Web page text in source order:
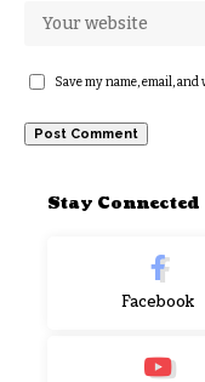
Save my name, email,
Stay Connected
Facebook